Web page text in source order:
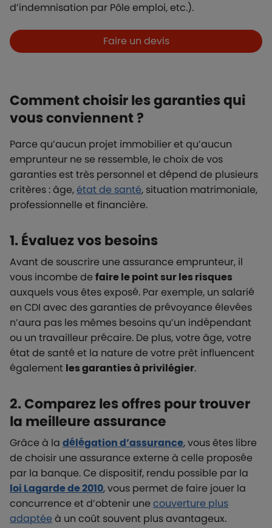
d’indemnisation par Pôle emploi, etc.).
Boutons et liens
Faire un devis
Comment choisir les garanties qui
vous conviennent ?
Parce qu’aucun projet immobilier et qu’aucun
emprunteur ne se ressemble, le choix de vos
garanties est très personnel et dépend de plusieurs
critères : âge,état de santé, situation matrimoniale,
professionnelle et financière.
1. Évaluez vos besoins
Avant de souscrire une assurance emprunteur, il
vous incombe defaire le point sur les risques
auxquels vous êtes exposé. Par exemple, un salarié
en CDI avec des garanties de prévoyance élevées
n’aura pas les mêmes besoins qu’un indépendant
ou un travailleur précaire. De plus, votre âge, votre
état de santé et la nature de votre prêt influencent
également les garanties à privilégier.
2. Comparez les offres pour trouver
la meilleure assurance
Grâce à la délégation d’assurance, vous êtes libre
de choisir une assurance externe à celle proposée
par la banque. Ce dispositif, rendu possible par la
loi Lagarde de 2010, vous permet de faire jouer la
concurrence et d’obtenir unecouverture plus
adaptéeà un coût souvent plus avantageux.